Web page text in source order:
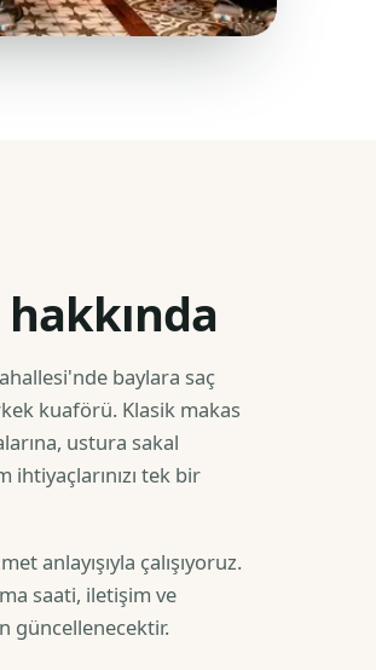
baylara saç
kuaförü. Klasik makas
ustura sakal
ihtiyaçlarınızı tek bir
anlayışıyla çalışıyoruz.
saati, iletişim ve
güncellenecektir.